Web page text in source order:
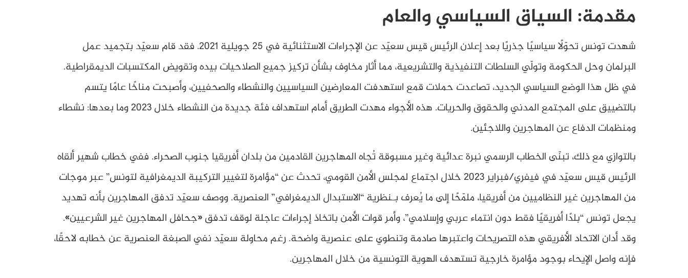
مقدمة: السياق السياسي والعام
شهدت تونس تحوّلًا سياسيًا جذريًا بعد إعلان الرئيس قيس سعيّد عن الإجراءات الاستثنائية في 25 جويلية 2021. فقد قام سعيّد بتجميد عمل
البرلمان وحل الحكومة وتولّي السلطات التنفيذية والتشريعية، مما أثار مخاوف بشأن تركيز جميع الصلاحيات بيده وتقويض المكتسبات الديمقراطية.
في ظل هذا الوضع السياسي الجديد، تصاعدت حملات قمع استهدفت المعارضين السياسيين والنشطاء والصحفيين، وأصبحت مناخًا عامًا يتسم
بالتضييق على المجتمع المدني والحقوق والحريات. هذه الأجواء مهدت الطريق أمام استهداف فئة جديدة من النشطاء خلال 2023 وما بعدها: نشطاء
ومنظمات الدفاع عن المهاجرين واللاجئين.
بالتوازي مع ذلك، تبنّى الخطاب الرسمي نبرة عدائية وغير مسبوقة تُجاه المهاجرين القادمين من بلدان أفريقيا جنوب الصحراء. ففي خطاب شهير ألقاه
الرئيس قيس سعيّد في فيفري/فبراير 2023 خلال اجتماع لمجلس الأمن القومي، تحدث عن “مؤامرة لتغيير التركيبة الديمغرافية لتونس” عبر موجات
من المهاجرين غير النظاميين من أفريقيا، ملمّحًا إلى ما يُعرف بـنظرية “الاستبدال الديمغرافي” العنصرية. ووصف سعيّد تدفق المهاجرين بأنه تهديد
يجعل تونس “بلدًا أفريقيًا فقط دون انتماء عربي وإسلامي”، وأمر قوات الأمن باتخاذ إجراءات عاجلة لوقف تدفق «جحافل المهاجرين غير الشرعيين».
وقد أدان الاتحاد الأفريقي هذه التصريحات واعتبرها صادمة وتنطوي على عنصرية واضحة. رغم محاولة سعيّد نفي الصبغة العنصرية عن خطابه لاحقًا،
فإنه واصل الإيحاء بوجود مؤامرة خارجية تستهدف الهوية التونسية من خلال المهاجرين.